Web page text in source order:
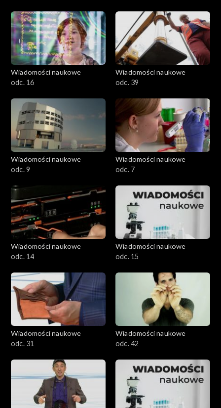
Wiadomości naukowe
odc. 16
Wiadomości naukowe
odc. 39
Wiadomości naukowe
odc. 9
Wiadomości naukowe
odc. 7
Wiadomości naukowe
odc. 14
Wiadomości naukowe
odc. 15
Wiadomości naukowe
odc. 31
Wiadomości naukowe
odc. 42